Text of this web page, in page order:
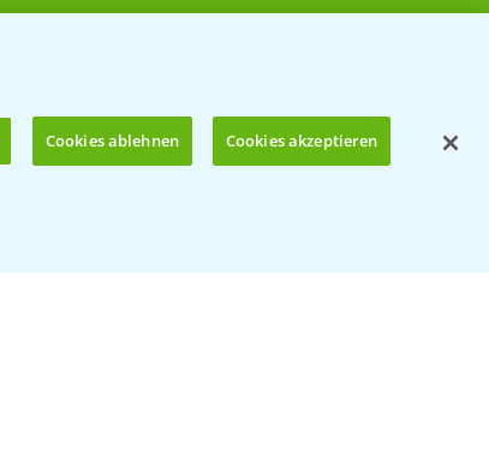
Cookies ablehnen Cookies akzeptieren